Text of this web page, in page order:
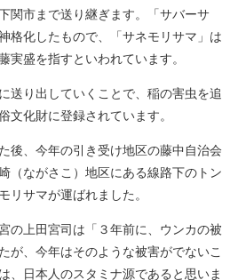
関市まで送り継ぎます。「サバーサ
格化したもので、「サネモリサマ」は
実盛を指すといわれています。
送り出していくことで、稲の害虫を追
文化財に登録されています。
後、今年の引き受け地区の藤中自治会
（ながさこ）地区にある線路下のトン
リサマが運ばれました。
の上田宮司は「３年前に、ウンカの被
が、今年はそのような被害がでないこ
、日本人のスタミナ源であると思いま